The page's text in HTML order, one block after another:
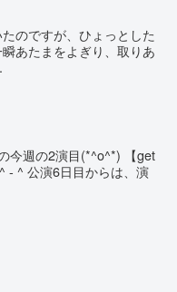
のですが、ひょっとした
あたまをよぎり、取りあ
今週の2演目(*^o^*) 【get
- ^ 公演6日目からは、演